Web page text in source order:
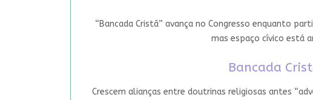
“Bancada Cristã” avança no Congresso enquanto
mas espaço cívico está
Bancada
Crescem alianças entre doutrinas religiosas antes